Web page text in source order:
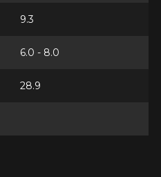
9.3
6.0 - 8.0
28.9
le